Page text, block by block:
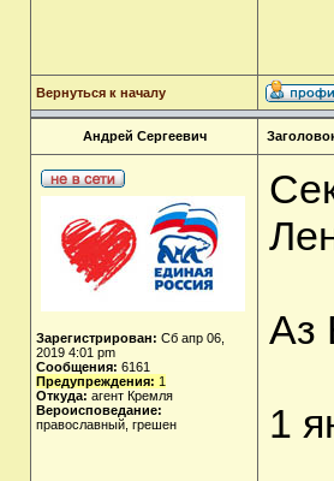
Вернуться к началу
Андрей Сергеевич
Зарегистрирован: Сб апр 06,
2019 4:01 pm
Сообщения: 6161
Предупреждения: 1
Откуда: агент Кремля
Вероисповедание:
православный, грешен
Аз
1